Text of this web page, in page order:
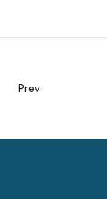
Prev